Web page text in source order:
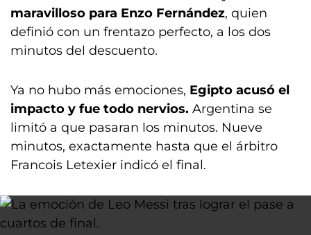
maravilloso para Enzo Fernández, quien
definió con un frentazo perfecto, a los dos
minutos del descuento.
Ya no hubo más emociones, Egipto acusó el
impacto y fue todo nervios. Argentina se
limitó a que pasaran los minutos. Nueve
minutos, exactamente hasta que el árbitro
Francois Letexier indicó el final.